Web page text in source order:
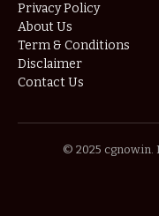
Privacy Policy
About Us
Term & Conditions
Disclaimer
Contact Us
© 2025 cgnow.in.